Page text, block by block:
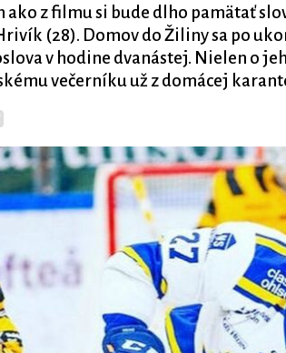
ako z filmu si bude dlho pamätať
(28). Domov do Žiliny sa po
v hodine dvanástej. Nielen o
večerníku už z domácej